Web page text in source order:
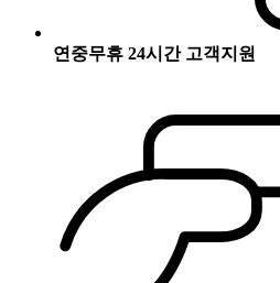
연중무휴 24시간 고객지원